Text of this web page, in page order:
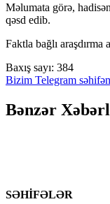
Məlumata görə,
qəsd edib.
Faktla bağlı araşdırma
Baxış sayı: 384
Bizim Telegram
Bənzər
SƏHİFƏLƏR